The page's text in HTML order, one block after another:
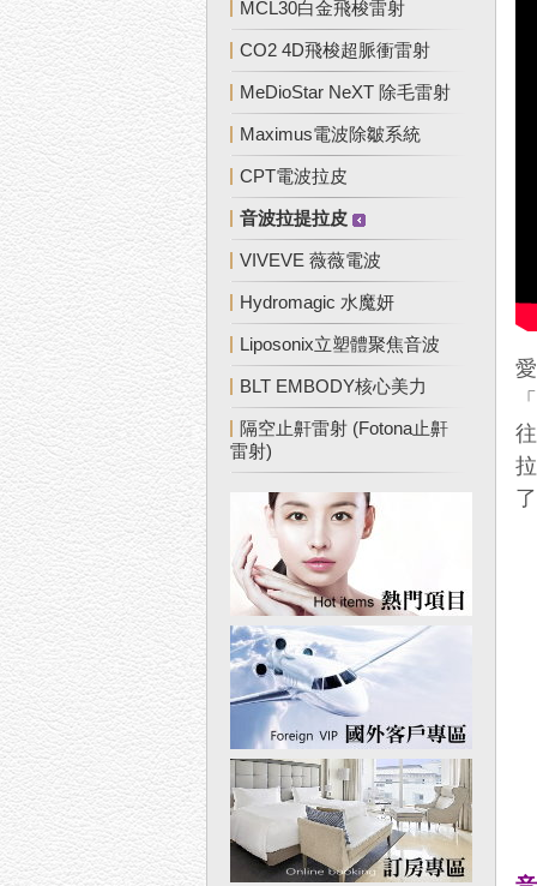
MCL30白金飛梭雷射
CO2 4D飛梭超脈衝雷射
MeDioStar NeXT 除毛雷射
Maximus電波除皺系統
CPT電波拉皮
音波拉提拉皮
VIVEVE 薇薇電波
Hydromagic 水魔妍
Liposonix立塑體聚焦音波
BLT EMBODY核心美力
隔空止鼾雷射 (Fotona止鼾
雷射)